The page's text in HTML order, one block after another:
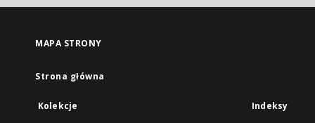
MAPA STRONY
Strona główna
Kolekcje Indeksy